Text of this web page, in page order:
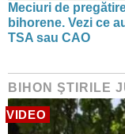
Meciuri de
bihorene. Vezi ce
TSA sau CAO
BIHON ŞTIRILE
VIDEO